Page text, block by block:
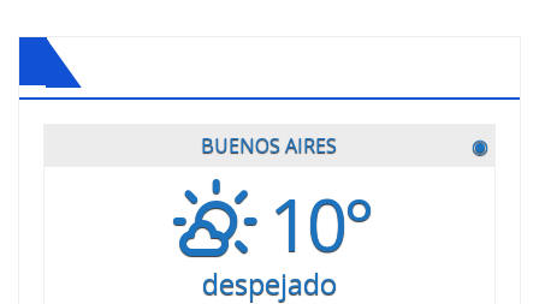
BUENOS AIRES ◉
10°
despejado